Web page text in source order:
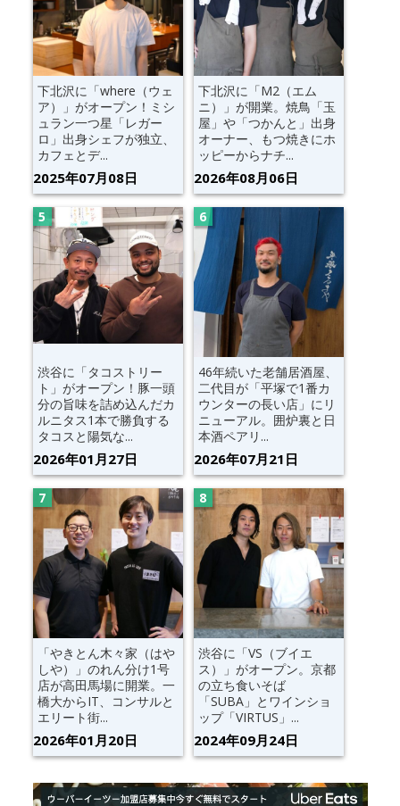
下北沢に「where（ウェ
ア）」がオープン！ミシ
ュラン一つ星「レガー
ロ」出身シェフが独立、
カフェとデ...
2025年07月08日
下北沢に「M2（エム
ニ）」が開業。焼鳥「玉
屋」や「つかんと」出身
オーナー、もつ焼きにホ
ッピーからナチ...
2026年08月06日
渋谷に「タコストリー
ト」がオープン！豚一頭
分の旨味を詰め込んだカ
ルニタス1本で勝負する
タコスと陽気な...
2026年01月27日
46年続いた老舗居酒屋、
二代目が「平塚で1番カ
ウンターの長い店」にリ
ニューアル。囲炉裏と日
本酒ペアリ...
2026年07月21日
「やきとん木々家（はや
しや）」のれん分け1号
店が高田馬場に開業。一
橋大からIT、コンサルと
エリート街...
2026年01月20日
渋谷に「VS（ブイエ
ス）」がオープン。京都
の立ち食いそば
「SUBA」とワインショ
ップ「VIRTUS」...
2024年09月24日